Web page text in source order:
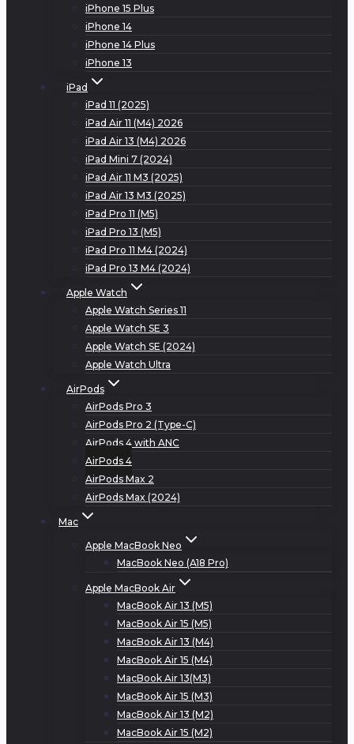
iPhone 15 Plus
iPhone 14
iPhone 14 Plus
iPhone 13
iPad
iPad 11 (2025)
iPad Air 11 (M4) 2026
iPad Air 13 (M4) 2026
iPad Mini 7 (2024)
iPad Air 11 M3 (2025)
iPad Air 13 M3 (2025)
iPad Pro 11 (M5)
iPad Pro 13 (M5)
iPad Pro 11 M4 (2024)
iPad Pro 13 M4 (2024)
Apple Watch
Apple Watch Series 11
Apple Watch SE 3
Apple Watch SE (2024)
Apple Watch Ultra
AirPods
AirPods Pro 3
AirPods Pro 2 (Type-C)
AirPods 4 with ANC
AirPods 4
AirPods Max 2
AirPods Max (2024)
Mac
Apple MacBook Neo
MacBook Neo (A18 Pro)
Apple MacBook Air
MacBook Air 13 (M5)
MacBook Air 15 (M5)
MacBook Air 13 (M4)
MacBook Air 15 (M4)
MacBook Air 13(M3)
MacBook Air 15 (M3)
MacBook Air 13 (M2)
MacBook Air 15 (M2)